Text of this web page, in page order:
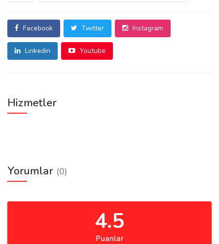
Facebook Twitter Instagram
Linkedin Youtube
Hizmetler
Yorumlar (0)
4.5
Puanlar